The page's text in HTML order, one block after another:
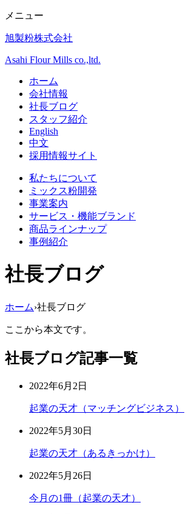
メニュー
旭製粉株式会社
Asahi Flour Mills co.,ltd.
ホーム
会社情報
社長ブログ
スタッフ紹介
English
中文
採用情報サイト
私たちについて
ミックス粉開発
事業案内
サービス・機能ブランド
商品ラインナップ
事例紹介
社長ブログ
ホーム›社長ブログ
ここから本文です。
社長ブログ記事一覧
2022年6月2日
起業の天才（マッチングビジネス）
2022年5月30日
起業の天才（あるきっかけ）
2022年5月26日
今月の1冊（起業の天才）